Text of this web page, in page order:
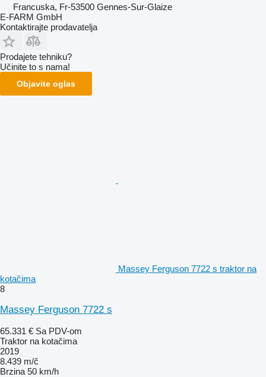
Francuska, Fr-53500 Gennes-Sur-Glaize
E-FARM GmbH
Kontaktirajte prodavatelja
Prodajete tehniku?
Učinite to s nama!
Objavite oglas
Massey Ferguson 7722 s traktor na
kotačima
8
Massey Ferguson 7722 s
65.331 € Sa PDV-om
Traktor na kotačima
2019
8.439 m/č
Brzina 50 km/h